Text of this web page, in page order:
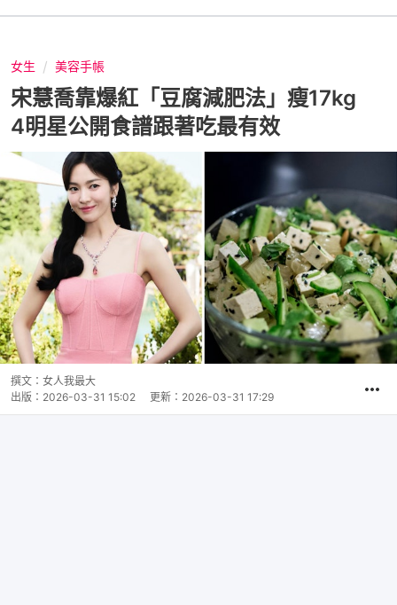
女生 美容手帳
宋慧喬靠爆紅「豆腐減肥法」瘦17kg
4明星公開食譜跟著吃最有效
撰文： 女人我最大
出版： 2026-03-31 15:02 更新： 2026-03-31 17:29